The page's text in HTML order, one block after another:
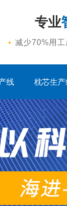
专业
· 减少70%用
线 枕芯生产